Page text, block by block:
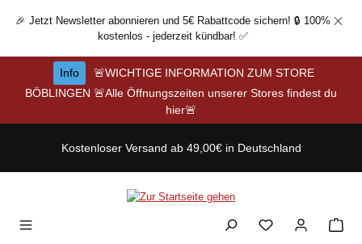
Zum Hauptinhalt springen
🎉 Jetzt Newsletter abonnieren und 5€ Rabattcode sichern! 🔒 100%
kostenlos - jederzeit kündbar! ✅
Info
🚨WICHTIGE INFORMATION ZUM STORE
BÖBLINGEN 🚨Alle Öffnungszeiten unserer Stores findest du
hier🚨
Kostenloser Versand ab 49,00€ in Deutschland